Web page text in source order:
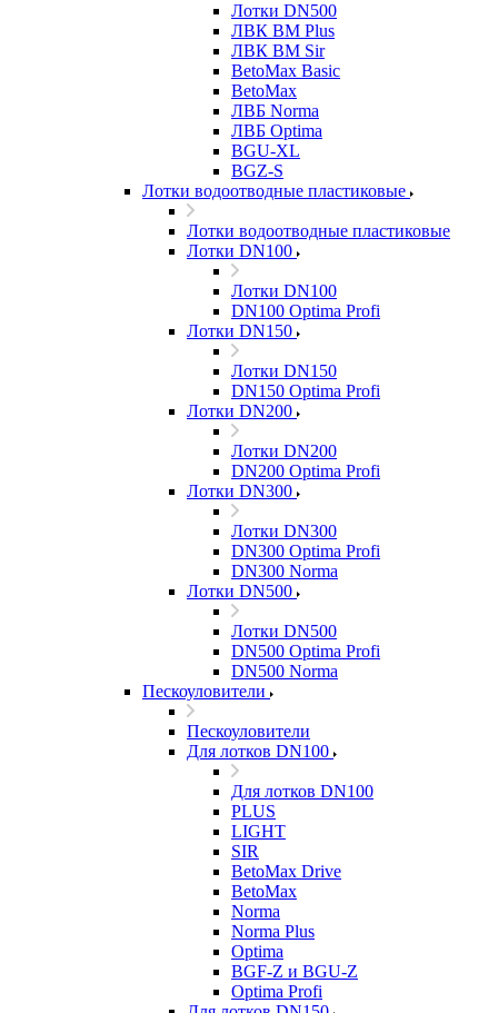
Лотки DN500
ЛВК ВМ Plus
ЛВК ВМ Sir
BetoMax Basic
BetoMax
ЛВБ Norma
ЛВБ Optima
BGU-XL
BGZ-S
Лотки водоотводные пластиковые
Лотки водоотводные пластиковые
Лотки DN100
Лотки DN100
DN100 Optima Profi
Лотки DN150
Лотки DN150
DN150 Optima Profi
Лотки DN200
Лотки DN200
DN200 Optima Profi
Лотки DN300
Лотки DN300
DN300 Optima Profi
DN300 Norma
Лотки DN500
Лотки DN500
DN500 Optima Profi
DN500 Norma
Пескоуловители
Пескоуловители
Для лотков DN100
Для лотков DN100
PLUS
LIGHT
SIR
BetoMax Drive
BetoMax
Norma
Norma Plus
Optima
BGF-Z и BGU-Z
Optima Profi